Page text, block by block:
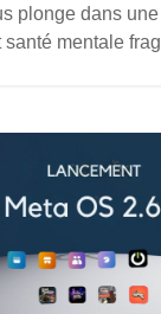
plonge dans
mentale